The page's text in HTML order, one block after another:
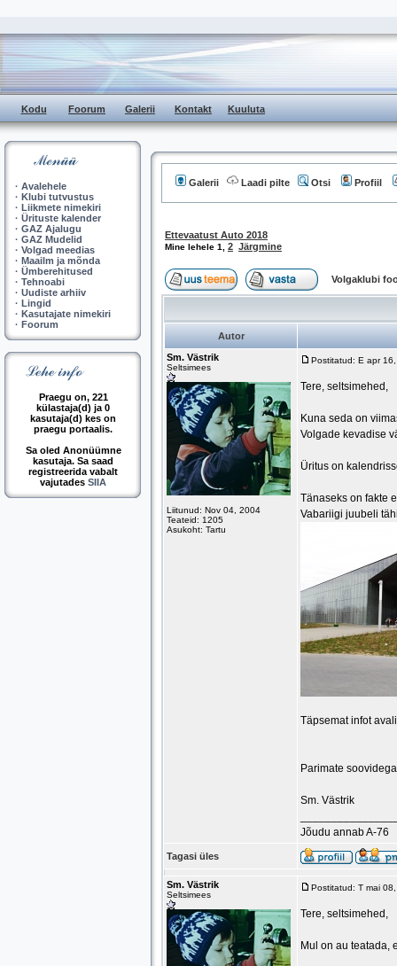
Kodu Foorum Galerii Kontakt Kuuluta
· Avalehele
· Klubi tutvustus
· Liikmete nimekiri
· Ürituste kalender
· GAZ Ajalugu
· GAZ Mudelid
· Volgad meedias
· Maailm ja mõnda
· Ümberehitused
· Tehnoabi
· Uudiste arhiiv
· Lingid
· Kasutajate nimekiri
· Foorum
Praegu on, 221
külastaja(d) ja 0
kasutaja(d) kes on
praegu portaalis.
Sa oled Anonüümne
kasutaja. Sa saad
registreerida vabalt
vajutades SIIA
Galerii Laadi pilte Otsi Profiil
Ettevaatust Auto 2018
Mine lehele 1 2 Järgmine
Volgaklubi
Autor
Sm. Västrik
Seltsimees
Liitunud: Nov 04, 2004
Teateid: 1205
Asukoht: Tartu
Postitatud: E apr
Tere, seltsimehed,
Kuna seda on
Volgade kevadise
Üritus on
Tänaseks on fakte
Vabariigi juubeli
Täpsemat infot
Parimate
Sm. Västrik
Jõudu annab A-76
Tagasi üles
Sm. Västrik
Seltsimees
Postitatud: T mai
Tere, seltsimehed,
Mul on au teatada,